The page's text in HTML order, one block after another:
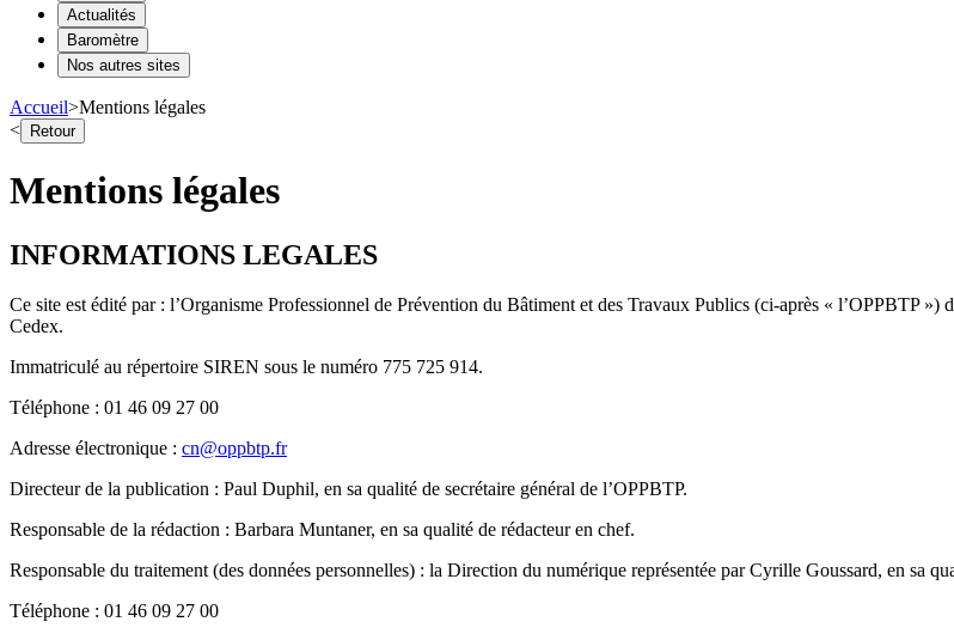
Actualités
Baromètre
Nos autres sites
Accueil>Mentions légales
< Retour
Mentions légales
INFORMATIONS LEGALES
Ce site est édité par : l’Organisme Professionnel de Prévention du Bâtiment et des Travaux Publics (ci-après « l’OPPBTP
Cedex.
Immatriculé au répertoire SIREN sous le numéro 775 725 914.
Téléphone : 01 46 09 27 00
Adresse électronique : cn@oppbtp.fr
Directeur de la publication : Paul Duphil, en sa qualité de secrétaire général de l’OPPBTP.
Responsable de la rédaction : Barbara Muntaner, en sa qualité de rédacteur en chef.
Responsable du traitement (des données personnelles) : la Direction du numérique représentée par Cyrille Goussard, en sa
Téléphone : 01 46 09 27 00